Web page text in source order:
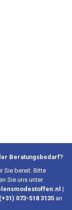
Beratungsbedarf?
Sie bereit. Bitte
Sie uns unter
|
(+31) 073-518 3135 an